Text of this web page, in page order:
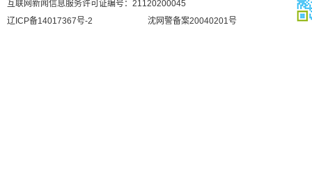
互联网新闻信息服务许可证编号：21120200045
辽ICP备14017367号-2
沈网警备案20040201号